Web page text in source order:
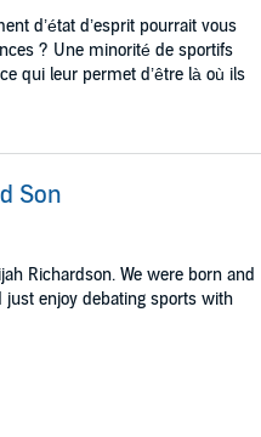
d’état d’esprit pourrait vous
? Une minorité de sportifs
qui leur permet d’être là où ils
Son
Richardson. We were born and
just enjoy debating sports with